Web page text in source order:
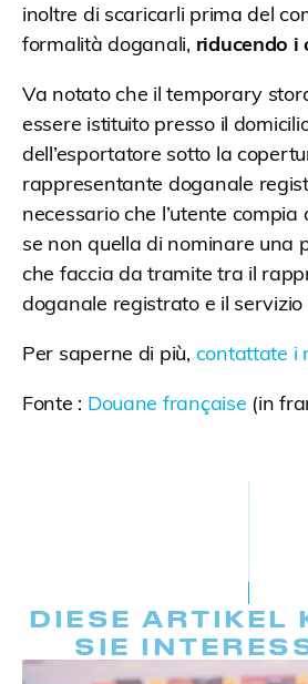
inoltre di scaricarli prima del
formalità doganali, riducendo i
Va notato che il temporary
essere istituito presso il
dell’esportatore sotto la
rappresentante doganale
necessario che l’utente
se non quella di nominare una
che faccia da tramite tra il
doganale registrato e il
Per saperne di più, contattate i
Fonte : Douane française (in
DIESE ARTIKEL
SIE